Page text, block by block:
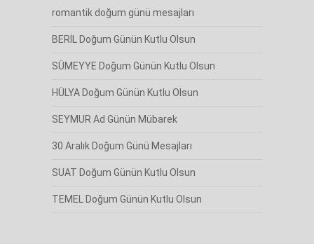
romantik doğum günü mesajları
BERİL Doğum Günün Kutlu Olsun
SÜMEYYE Doğum Günün Kutlu Olsun
HÜLYA Doğum Günün Kutlu Olsun
SEYMUR Ad Günün Mübarek
30 Aralık Doğum Günü Mesajları
SUAT Doğum Günün Kutlu Olsun
TEMEL Doğum Günün Kutlu Olsun